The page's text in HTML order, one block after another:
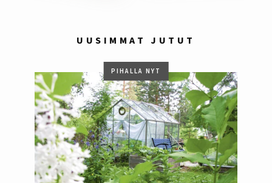
UUSIMMAT JUTUT
PIHALLA NYT